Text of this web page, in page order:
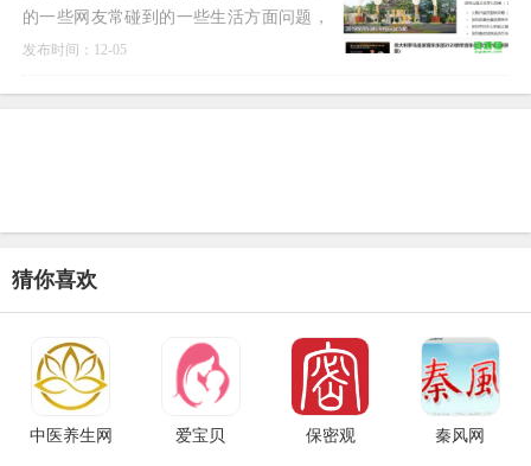
的一些网友常碰到的一些生活方面问题，
是全国的生活身边平台
发布时间：12-05
猜你喜欢
中医养生网 爱宝贝 保密观 秦风网